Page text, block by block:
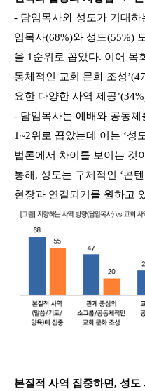
- 담임목사와 성도가 기대
임목사(68%)와 성도(55%)
을 1순위로 꼽았다. 이어 목
동체적인 교회 문화 조성
요한 다양한 사역 제공
- 담임목사는 예배와 공동
1~2위로 꼽았는데 이는 ‘성
법론에서 차이를 보이는 것
통해, 성도는 구체적인 ‘콘
현장과 연결되기를 원하고
본질적 사역 집중하면, 성